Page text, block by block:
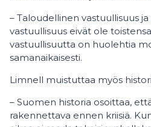
– Taloudellinen vastuullisuus
vastuullisuus eivät ole
vastuullisuutta on huolehtia
samanaikaisesti.
Limnell muistuttaa myös
– Suomen historia osoittaa,
rakennettava ennen kriisiä.